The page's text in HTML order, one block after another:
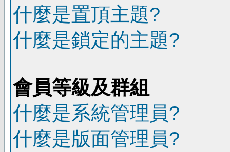
什麼是置頂主題?
什麼是鎖定的主題?
會員等級及群組
什麼是系統管理員?
什麼是版面管理員?